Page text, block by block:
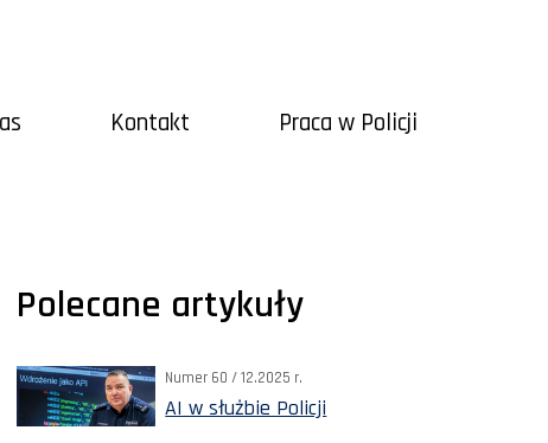
Kontakt Praca w Policji
Polecane artykuły
Numer 60 / 12.2025 r.
AI w służbie Policji